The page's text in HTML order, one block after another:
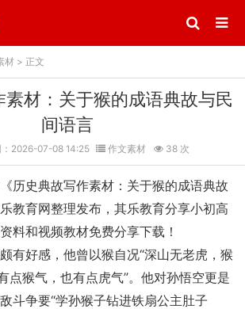
材 > 正文
素材：关于猴的成语典故与民
间语言
2026-07-08 14:25 作文素材 38 次
历史典故写作素材：关于猴的成语典故
教育网整理发布，其乐教育分享小初高
料和视频教材免费分享下载！
有好感，他曾以猴自况“深山无老虎，猴
点猴气，也有点虎气”。他对孙悟空更是
斗争要“学孙猴子钻进铁扇公主肚子